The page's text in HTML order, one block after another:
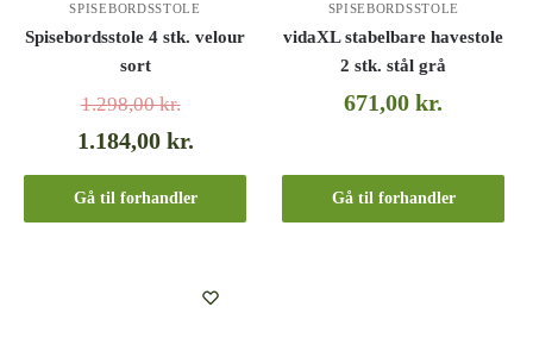
SPISEBORDSSTOLE
Spisebordsstole 4 stk. velour
sort
1.298,00kr.
1.184,00 kr.
Gå til forhandler
SPISEBORDSSTOLE
vidaXL stabelbare havestole
2 stk. stål grå
671,00kr.
Gå til forhandler